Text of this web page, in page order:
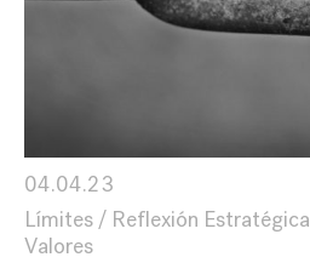
04.04.23
Límites
Reflexión Estratégica
Valores